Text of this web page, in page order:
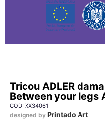
Tricou ADLER
Between your legs
COD: XX34061
designed by Printado Art